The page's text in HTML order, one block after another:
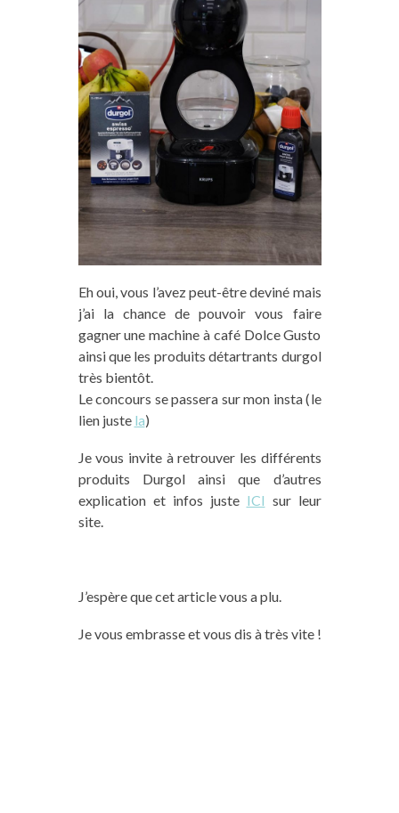
Eh oui, vous l’avez peut-être deviné mais
j’ai la chance de pouvoir vous faire
gagner une machine à café Dolce Gusto
ainsi que les produits détartrants durgol
très bientôt.
Le concours se passera sur mon insta (le
lien juste la)
Je vous invite à retrouver les différents
produits Durgol ainsi que d’autres
explication et infos juste ICI sur leur
site.
J’espère que cet article vous a plu.
Je vous embrasse et vous dis à très vite !